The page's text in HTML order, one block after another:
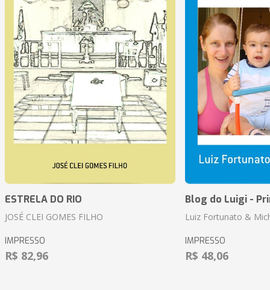
ESTRELA DO RIO
JOSÉ CLEI GOMES FILHO
IMPRESSO
R$ 82,96
Blog do Luigi -
Luiz Fortunato &
IMPRESSO
R$ 48,06